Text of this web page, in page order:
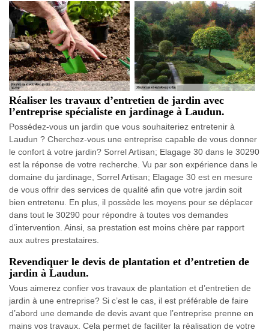
Réaliser les travaux d’entretien de jardin avec
l’entreprise spécialiste en jardinage à Laudun.
Possédez-vous un jardin que vous souhaiteriez entretenir à
Laudun ? Cherchez-vous une entreprise capable de vous donner
le confort à votre jardin? Sorrel Artisan; Elagage 30 dans le 30290
est la réponse de votre recherche. Vu par son expérience dans le
domaine du jardinage, Sorrel Artisan; Elagage 30 est en mesure
de vous offrir des services de qualité afin que votre jardin soit
bien entretenu. En plus, il possède les moyens pour se déplacer
dans tout le 30290 pour répondre à toutes vos demandes
d’intervention. Ainsi, sa prestation est moins chère par rapport
aux autres prestataires.
Revendiquer le devis de plantation et d’entretien de
jardin à Laudun.
Vous aimerez confier vos travaux de plantation et d’entretien de
jardin à une entreprise? Si c’est le cas, il est préférable de faire
d’abord une demande de devis avant que l’entreprise prenne en
mains vos travaux. Cela permet de faciliter la réalisation de votre